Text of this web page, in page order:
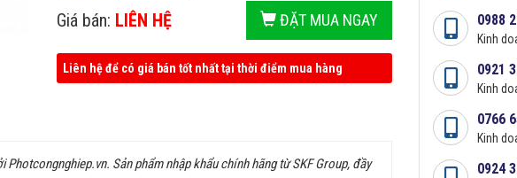
Giá bán: LIÊN HỆ ĐẶT MUA NGAY
Liên hệ để có giá bán tốt nhất tại thời điểm mua hàng
Sản phẩm nhập khẩu chính hãng từ SKF Group, đầy
0988
Kinh
0921
Kinh
0766
Kinh
0924